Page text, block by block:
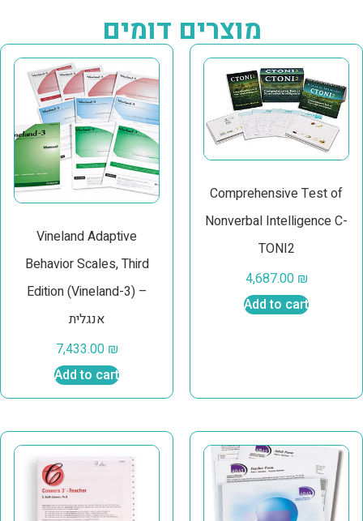
מוצרים דומים
Vineland Adaptive
Behavior Scales, Third
Edition (Vineland-3) –
אנגלית
7,433.00 ₪
Add to cart
Comprehensive Test of
Nonverbal Intelligence C-
TONI2
4,687.00 ₪
Add to cart